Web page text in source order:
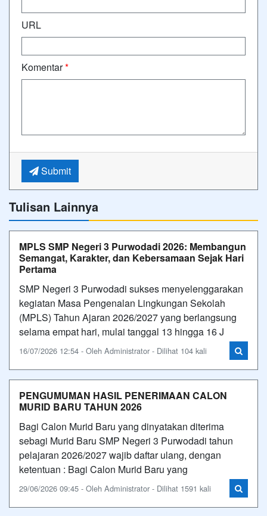
URL
Komentar*
Submit
Tulisan Lainnya
MPLS SMP Negeri 3 Purwodadi 2026: Membangun
Semangat, Karakter, dan Kebersamaan Sejak Hari
Pertama
SMP Negeri 3 Purwodadi sukses menyelenggarakan
kegiatan Masa Pengenalan Lingkungan Sekolah
(MPLS) Tahun Ajaran 2026/2027 yang berlangsung
selama empat hari, mulai tanggal 13 hingga 16 J
16/07/2026 12:54 - Oleh Administrator - Dilihat 104 kali
PENGUMUMAN HASIL PENERIMAAN CALON
MURID BARU TAHUN 2026
Bagi Calon Murid Baru yang dinyatakan diterima
sebagi Murid Baru SMP Negeri 3 Purwodadi tahun
pelajaran 2026/2027 wajib daftar ulang, dengan
ketentuan : Bagi Calon Murid Baru yang
29/06/2026 09:45 - Oleh Administrator - Dilihat 1591 kali